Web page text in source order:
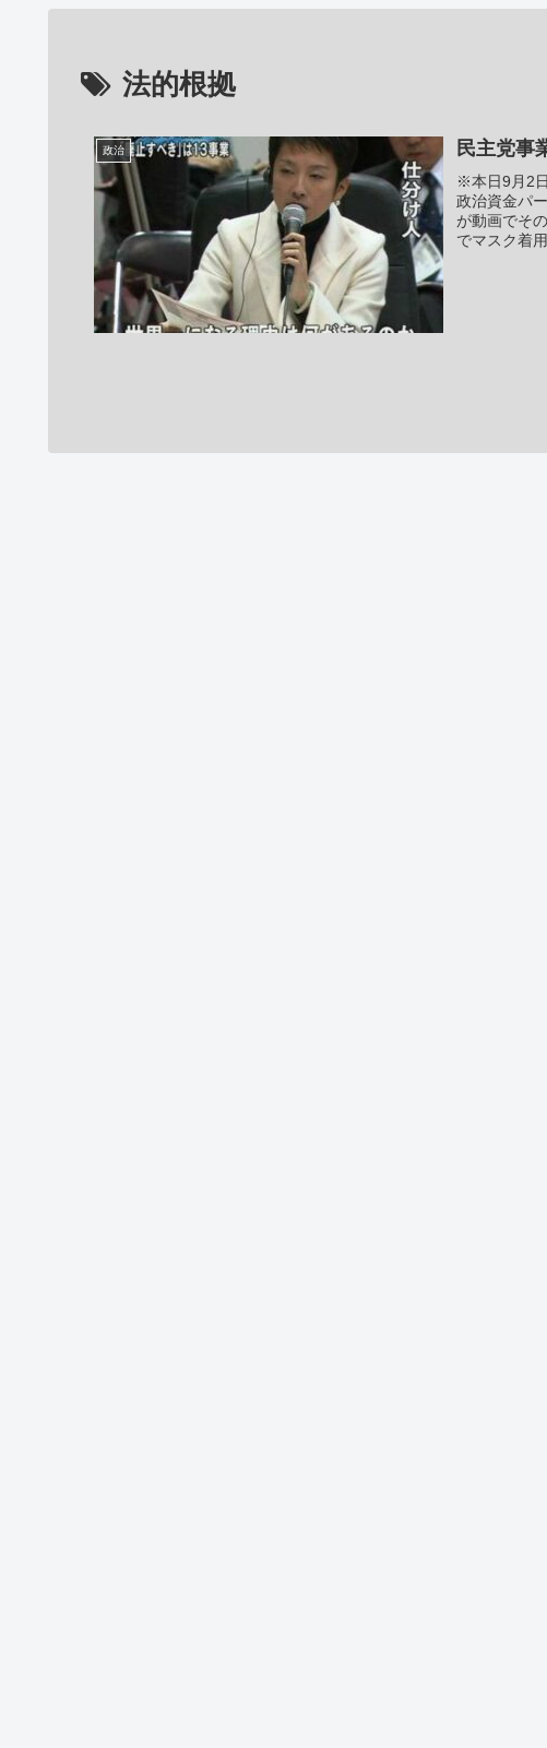
法的根拠
政治 民主党事
※本日9月2
政治資金パ
が動画でそ
でマスク着